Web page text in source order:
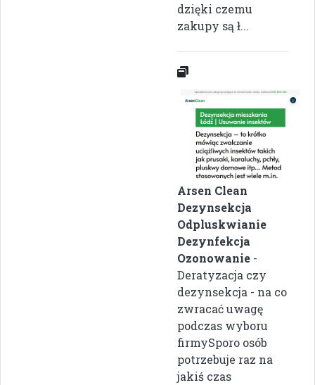
dzięki czemu
zakupy są ł...
Arsen Clean
Dezynsekcja
Odpluskwianie
Dezynfekcja
Ozonowanie -
Deratyzacja czy
dezynsekcja - na co
zwracać uwagę
podczas wyboru
firmySporo osób
potrzebuje raz na
jakiś czas